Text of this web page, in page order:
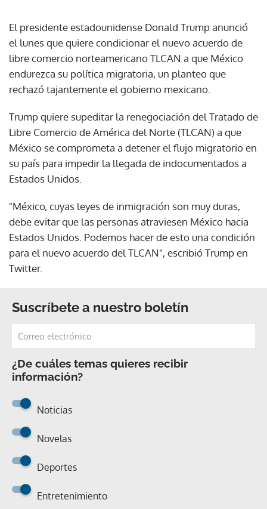
El presidente estadounidense Donald Trump anunció
el lunes que quiere condicionar el nuevo acuerdo de
libre comercio norteamericano TLCAN a que México
endurezca su política migratoria, un planteo que
rechazó tajantemente el gobierno mexicano.
Trump quiere supeditar la renegociación del Tratado de
Libre Comercio de América del Norte (TLCAN) a que
México se comprometa a detener el flujo migratorio en
su país para impedir la llegada de indocumentados a
Estados Unidos.
"México, cuyas leyes de inmigración son muy duras,
debe evitar que las personas atraviesen México hacia
Estados Unidos. Podemos hacer de esto una condición
para el nuevo acuerdo del TLCAN", escribió Trump en
Twitter.
Suscríbete a nuestro boletín
¿De cuáles temas quieres recibir
información?
Noticias
Novelas
Deportes
Entretenimiento